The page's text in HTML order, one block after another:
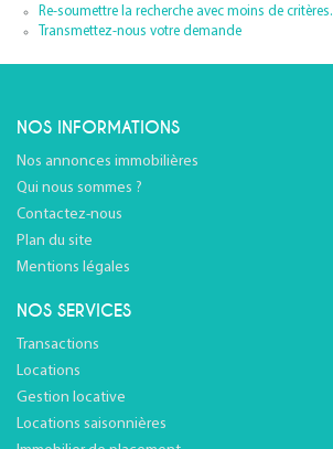
Re-soumettre la recherche avec moins de critères.
Transmettez-nous votre demande
NOS INFORMATIONS
Nos annonces immobilières
Qui nous sommes ?
Contactez-nous
Plan du site
Mentions légales
NOS SERVICES
Transactions
Locations
Gestion locative
Locations saisonnières